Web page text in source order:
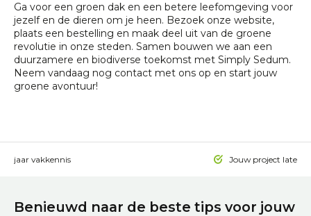
Ga voor een groen dak en een betere leefomgeving voor
jezelf en de dieren om je heen. Bezoek onze website,
plaats een bestelling en maak deel uit van de groene
revolutie in onze steden. Samen bouwen we aan een
duurzamere en biodiverse toekomst met Simply Sedum.
Neem vandaag nog contact met ons op en start jouw
groene avontuur!
15 jaar vakkennis Jouw project laten
Benieuwd naar de beste tips voor jouw